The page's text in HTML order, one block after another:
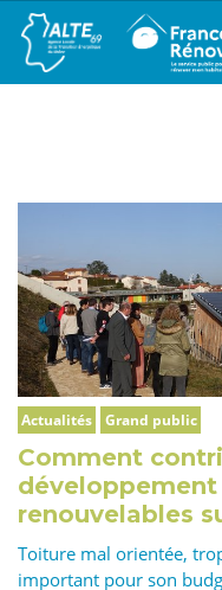
Actualités Grand public
Comment
développement
renouvelables
Toiture mal orientée,
important pour son